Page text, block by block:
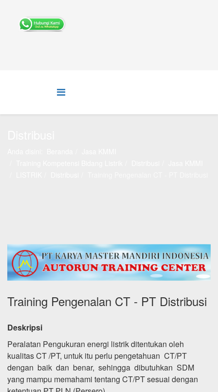
Training Pengenalan CT - PT Distribusi
Deskripsi
Peralatan Pengukuran energi listrik ditentukan oleh
kualitas CT /PT, untuk itu perlu pengetahuan CT/PT
dengan baik dan benar, sehingga dibutuhkan SDM
yang mampu memahami tentang CT/PT sesuai dengan